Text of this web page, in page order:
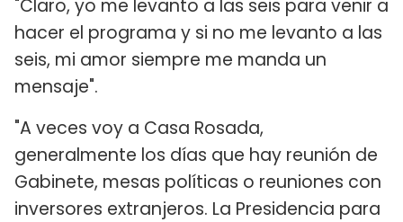
"Claro, yo me levanto a las seis para venir a
hacer el programa y si no me levanto a las
seis, mi amor siempre me manda un
mensaje".
"A veces voy a Casa Rosada,
generalmente los días que hay reunión de
Gabinete, mesas políticas o reuniones con
inversores extranjeros. La Presidencia para